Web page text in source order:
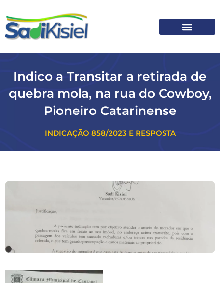
Indico a Transitar a retirada de
quebra mola, na rua do Cowboy,
Pioneiro Catarinense
INDICAÇÃO 858/2023 E RESPOSTA